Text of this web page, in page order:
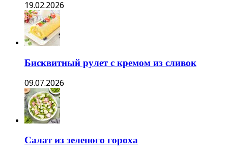
19.02.2026
Бисквитный рулет с кремом из сливок
09.07.2026
Салат из зеленого гороха